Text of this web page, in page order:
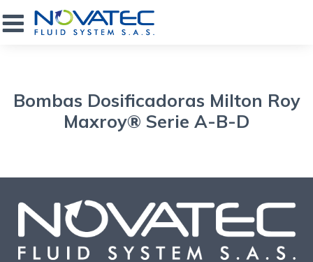
Bombas Dosificadoras Milton Roy
Maxroy® Serie A-B-D